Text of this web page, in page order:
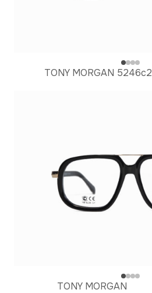
TONY MORGAN 5246c2
TONY MORGAN